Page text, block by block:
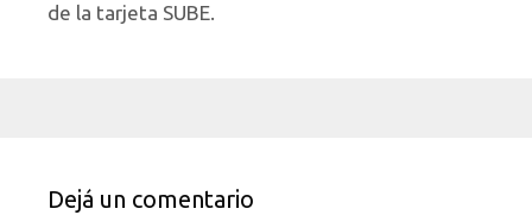
de la tarjeta SUBE.
Dejá un comentario